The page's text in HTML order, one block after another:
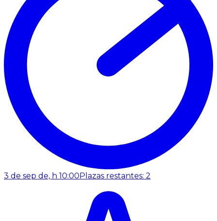
3 de sep de, h 10:00 Plazas restantes: 2